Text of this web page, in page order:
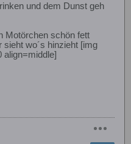
und dem Dunst geh
Motörchen schön fett
sieht wo´s hinzieht [img
align=middle]